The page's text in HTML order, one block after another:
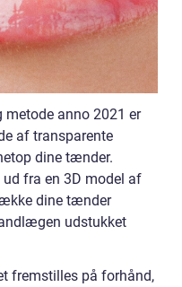
metode anno 2021 er
af transparente
dine tænder.
fra en 3D model af
dine tænder
udstukket
fremstilles på forhånd,